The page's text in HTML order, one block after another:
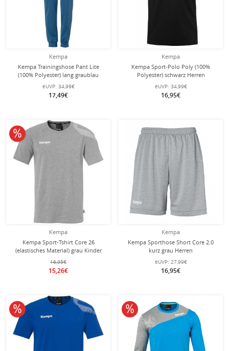
Kempa
Kempa Trainingshose Pant Lite
(100% Polyester) lang graublau
Herren
eUVP: 34,99€
17,49€
Kempa
Kempa Sport-Polo Poly (100%
Polyester) schwarz Herren
eUVP: 34,99€
16,95€
Kempa
Kempa Sport-Tshirt Core 26
(elastisches Material) grau Kinder
16,95€
15,26€
10% reduziert
Kempa
Kempa Sporthose Short Core 2.0
kurz grau Herren
eUVP: 27,99€
16,95€
10% reduziert 10% reduziert